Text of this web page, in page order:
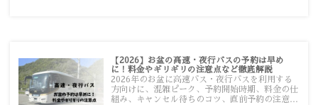
【2026】お盆の高速・夜行バスの予約は早め
に！料金やギリギリの注意点など徹底解説
2026年のお盆に高速バス・夜行バスを利用する
方向けに、混雑ピーク、予約開始時期、料金の仕
組み、キャンセル待ちのコツ、直前予約の注意点